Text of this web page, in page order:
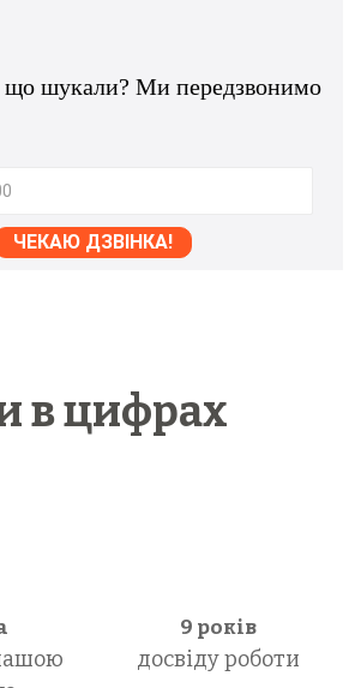
шукали? Ми передзвонимо
в цифрах
9 років
досвіду роботи